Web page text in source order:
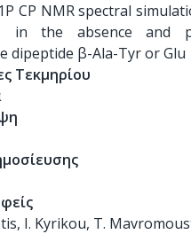
CP NMR spectral
in the absence and
dipeptide β-Ala-Tyr or Glu
Τεκμηρίου
I. Kyrikou, T.